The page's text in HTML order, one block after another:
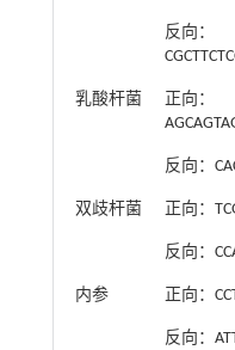
反向：
乳酸杆菌
正向：
反向：
双歧杆菌 正向：
反向：
内参 正向：
反向：